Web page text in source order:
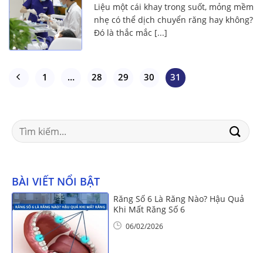
Liệu một cái khay trong suốt, mỏng mềm
nhẹ có thể dịch chuyển răng hay không?
Đó là thắc mắc [...]
1 … 28 29 30 31
Search
for:
BÀI VIẾT NỔI BẬT
Răng Số 6 Là Răng Nào? Hậu Quả
Khi Mất Răng Số 6
06/02/2026